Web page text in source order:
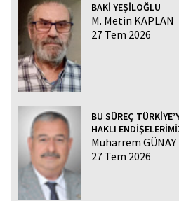
BAKİ YEŞİLOĞLU
M. Metin KAPLAN
27 Tem 2026
BU SÜREÇ
HAKLI
Muharrem
27 Tem 2026